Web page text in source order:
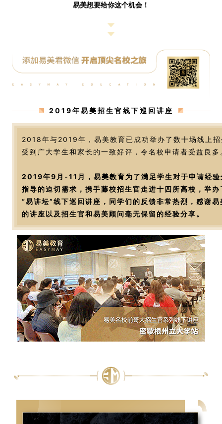
易美想要给你这个机会！
2019年易美招生官线下巡回讲座
2018年与2019年，易美教育已成功举办了数十场线上
受到广大学生和家长的一致好评，令名校申请者受益良多
2019年9月-11月，易美教育为了满足学生对于申请经验
指导的迫切需求，携手藤校招生官走进十四所高校，举
“易讲坛”线下巡回讲座，同学们的反馈非常热烈，感谢
的讲座以及招生官和易美顾问毫无保留的经验分享。